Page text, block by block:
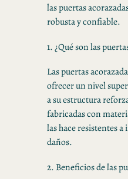
las puertas
robusta y confiable.
1. ¿Qué son las
Las puertas
ofrecer un nivel
a su estructura
fabricadas con
las hace resistentes
daños.
2. Beneficios de las